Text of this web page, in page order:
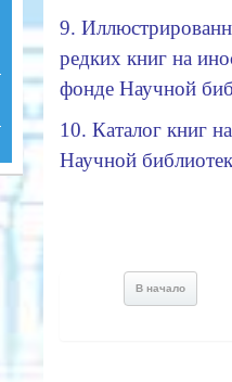
9.
редких книг на
фонде Научной
10. Каталог книг
Научной
В начало